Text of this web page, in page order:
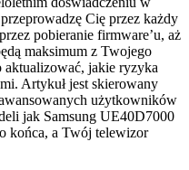
Cię przez każdy
pobieranie firmware’u, aż
maksimum z Twojego
aktualizować, jakie ryzyka
Artykuł jest skierowany
użytkowników
jak Samsung UE40D7000
końca, a Twój telewizor